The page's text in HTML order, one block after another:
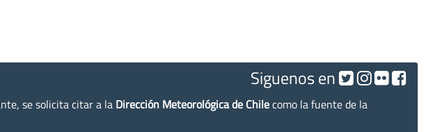
Siguenos en
se solicita citar a la Dirección Meteorológica de Chilecomo la fuente de la